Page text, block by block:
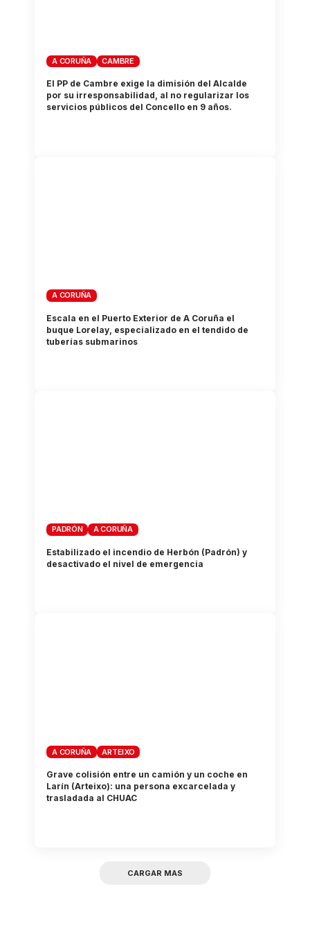
A CORUÑA CAMBRE
El PP de Cambre exige la dimisión del Alcalde
por su irresponsabilidad, al no regularizar los
servicios públicos del Concello en 9 años.
A CORUÑA
Escala en el Puerto Exterior de A Coruña el
buque Lorelay, especializado en el tendido de
tuberías submarinos
PADRÓN A CORUÑA
Estabilizado el incendio de Herbón (Padrón) y
desactivado el nivel de emergencia
A CORUÑA ARTEIXO
Grave colisión entre un camión y un coche en
Larín (Arteixo): una persona excarcelada y
trasladada al CHUAC
CARGAR MAS